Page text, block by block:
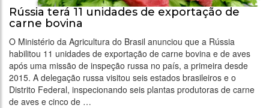
Rússia terá 11 unidades de exportação de
carne bovina
O Ministério da Agricultura do Brasil anunciou que a Rússia
habilitou 11 unidades de exportação de carne bovina e de aves
após uma missão de inspeção russa no país, a primeira desde
2015. A delegação russa visitou seis estados brasileiros e o
Distrito Federal, inspecionando seis plantas produtoras de carne
de aves e cinco de …